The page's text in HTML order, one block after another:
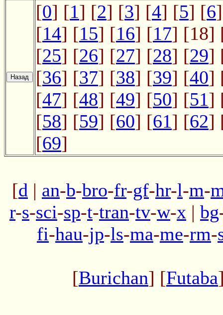
[0] [1] [2] [3] [4] [5] [6
[14] [15] [16] [17] [18]
[25] [26] [27] [28] [29]
[36] [37] [38] [39] [40]
[47] [48] [49] [50] [51]
[58] [59] [60] [61] [62]
[69]
[d | an-b-bro-fr-gf-hr-l-m-
r-s-sci-sp-t-tran-tv-w-x | bg
fi-hau-jp-ls-ma-me-rm-
[Burichan] [Futaba